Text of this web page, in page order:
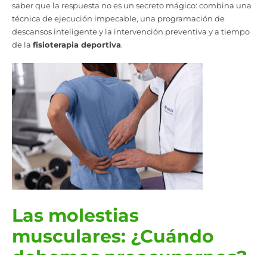
saber que la respuesta no es un secreto mágico: combina una
técnica de ejecución impecable, una programación de
descansos inteligente y la intervención preventiva y a tiempo
de la fisioterapia deportiva.
Las molestias
musculares: ¿Cuándo